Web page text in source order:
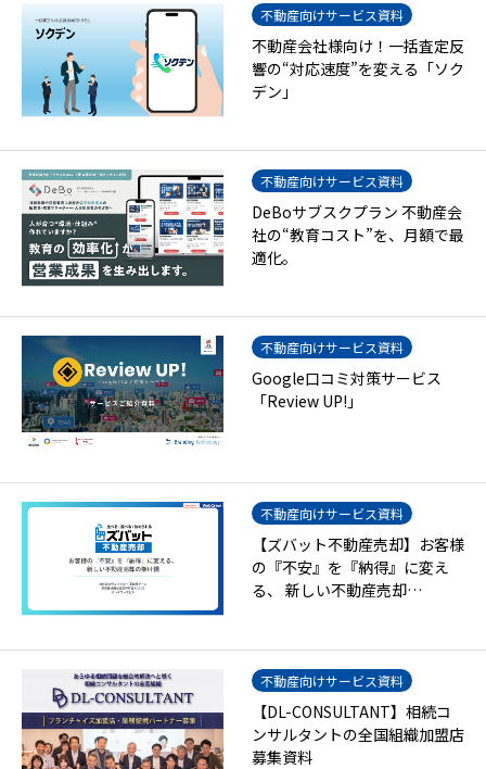
不動産向けサービス資料
不動産会社様向け！一括査定反
響の“対応速度”を変える「ソク
デン」
不動産向けサービス資料
DeBoサブスクプラン 不動産会
社の“教育コスト”を、月額で最
適化。
不動産向けサービス資料
Google口コミ対策サービス
「Review UP!」
不動産向けサービス資料
【ズバット不動産売却】お客様
の『不安』を『納得』に変え
る、 新しい不動産売却…
不動産向けサービス資料
【DL-CONSULTANT】相続コ
ンサルタントの全国組織加盟店
募集資料